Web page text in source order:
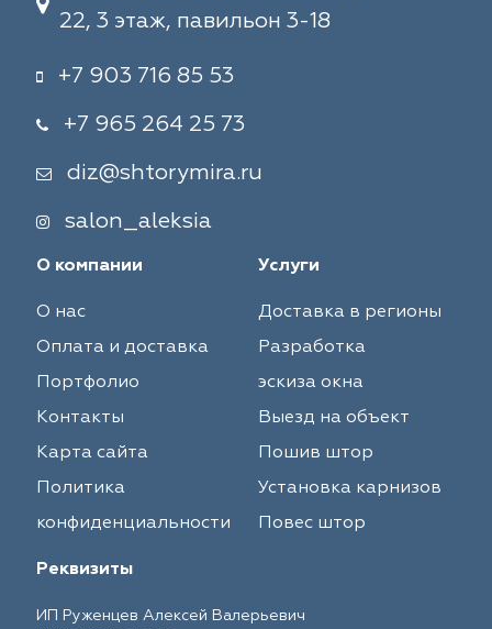
22, 3 этаж, павильон 3-18
+7 903 716 85 53
+7 965 264 25 73
diz@shtorymira.ru
salon_aleksia
О компании
О нас
Оплата и доставка
Портфолио
Контакты
Карта сайта
Политика
конфиденциальности
Услуги
Доставка в регионы
Разработка
эскиза окна
Выезд на объект
Пошив штор
Установка карнизов
Повес штор
Реквизиты
ИП Руженцев Алексей Валерьевич